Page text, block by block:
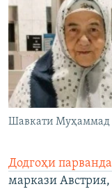
Шавкати Муҳаммад
Додгоҳи
маркази